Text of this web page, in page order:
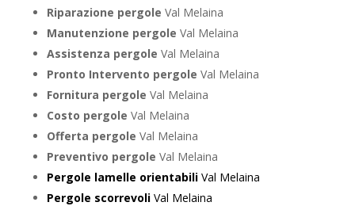
Riparazione pergole Val Melaina
Manutenzione pergole Val Melaina
Assistenza pergole Val Melaina
Pronto Intervento pergole Val Melaina
Fornitura pergole Val Melaina
Costo pergole Val Melaina
Offerta pergole Val Melaina
Preventivo pergole Val Melaina
Pergole lamelle orientabiliVal Melaina
Pergole scorrevoliVal Melaina